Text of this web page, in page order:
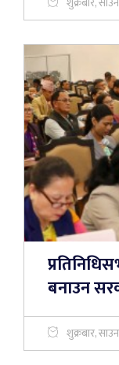
बनाउन
शुक्रबार,